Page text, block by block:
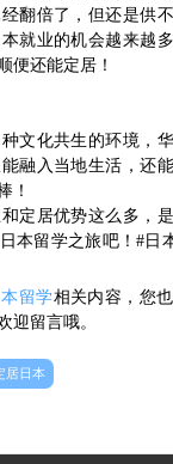
翻倍了，但还是供
就业的机会越来越
便还能定居！
文化共生的环境，
融入当地生活，还
！
定居优势这么多，
本留学之旅吧！#日
本留学相关内容，您
迎留言哦。
居日本